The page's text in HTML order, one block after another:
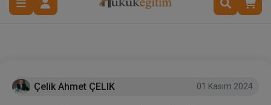
Çelik Ahmet ÇELIK 01 Kasım 2024